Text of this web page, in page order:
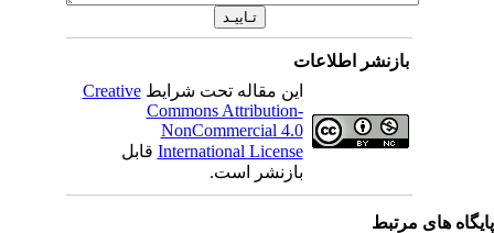
بازنشر اطلاعات
این مقاله تحت شرایطCreative
Commons Attribution-
NonCommercial 4.0
International Licenseقابل
بازنشر است.
های مرتبط